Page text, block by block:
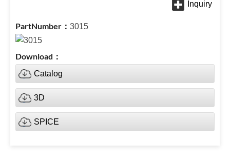
3015
Catalog
3D
SPICE